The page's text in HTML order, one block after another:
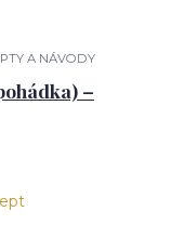
A NÁVODY
–